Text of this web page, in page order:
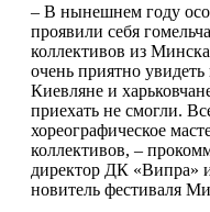
– В нынешнем году
проявили себя
коллективов из
очень приятно
Киевляне и
приехать не смогли.
хореографическое
коллективов, –
директор ДК «Випра»
новитель фестиваля